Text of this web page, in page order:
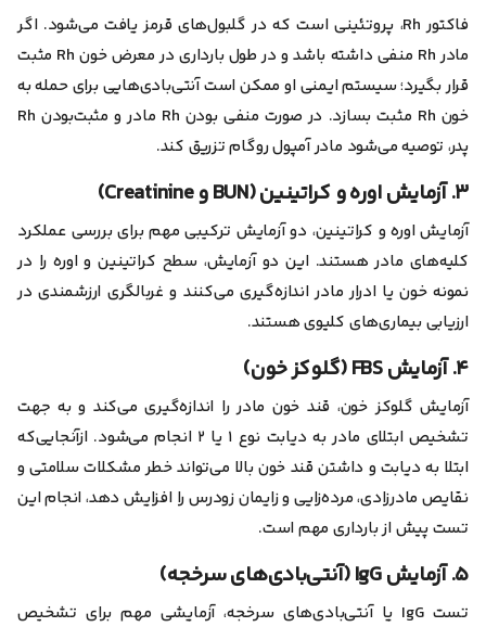
فاکتور Rh، پروتئینی است که در گلبول‌های قرمز یافت می‌شود. اگر
مادر Rh منفی داشته باشد و در طول بارداری در معرض خون Rh مثبت
قرار بگیرد؛ سیستم ایمنی او ممکن است آنتی‌بادی‌هایی برای حمله به
خون Rh مثبت بسازد. در صورت منفی بودن Rh مادر و مثبت‌بودن Rh
پدر، توصیه می‌شود مادر آمپول روگام تزریق کند.
۳. آزمایش اوره و کراتینین (BUN و Creatinine)
آزمایش اوره و کراتینین، دو آزمایش ترکیبی مهم براى بررسى عملكرد
كليه‌های مادر هستند. این دو آزمایش‌، سطح کراتینین و اوره را در
نمونه خون یا ادرار مادر اندازه‌گیری می‌کنند و غربالگری ارزشمندی در
ارزیابی بیماری‌های کلیوی هستند.
۴. آزمایش FBS (گلوکز خون)
آزمایش گلوکز خون، قند خون مادر را اندازه‌گیری می‌کند و به جهت
تشخیص ابتلای مادر به دیابت نوع ۱ یا ۲ انجام می‌شود. از‌آنجایی‌که
ابتلا به دیابت و داشتن قند خون بالا می‌تواند خطر مشکلات سلامتی و
نقایص مادرزادی، مرده‌زایی و زایمان زودرس را افزایش دهد، انجام این
تست پیش از بارداری مهم است.
۵. آزمایش IgG (آنتی‌بادی‌های سرخجه)
تست IgG یا آنتی‌بادی‌های سرخجه، آزمایشی مهم برای تشخیص